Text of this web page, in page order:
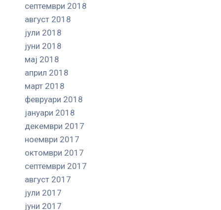
септември 2018
август 2018
јули 2018
јуни 2018
мај 2018
април 2018
март 2018
февруари 2018
јануари 2018
декември 2017
ноември 2017
октомври 2017
септември 2017
август 2017
јули 2017
јуни 2017